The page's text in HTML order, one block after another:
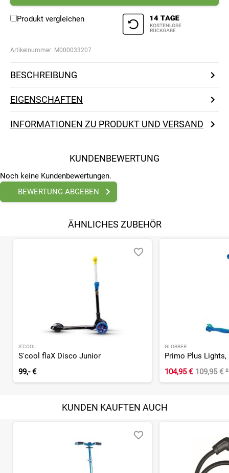
Produkt vergleichen
Artikelnummer: M000033207
BESCHREIBUNG
EIGENSCHAFTEN
INFORMATIONEN ZU PRODUKT UND VERSAND
KUNDENBEWERTUNG
Noch keine Kundenbewertungen.
BEWERTUNG ABGEBEN
ÄHNLICHES ZUBEHÖR
S'COOL
S'cool flaX Disco Junior
99,- €
GLOBBER
104,95 € 109,95 €²
KUNDEN KAUFTEN AUCH